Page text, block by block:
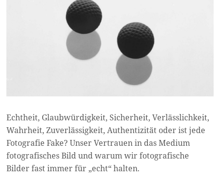
Echtheit, Glaubwürdigkeit, Sicherheit, Verlässlichkeit,
Wahrheit, Zuverlässigkeit, Authentizität oder ist jede
Fotografie Fake? Unser Vertrauen in das Medium
fotografisches Bild und warum wir fotografische
Bilder fast immer für „echt“ halten.